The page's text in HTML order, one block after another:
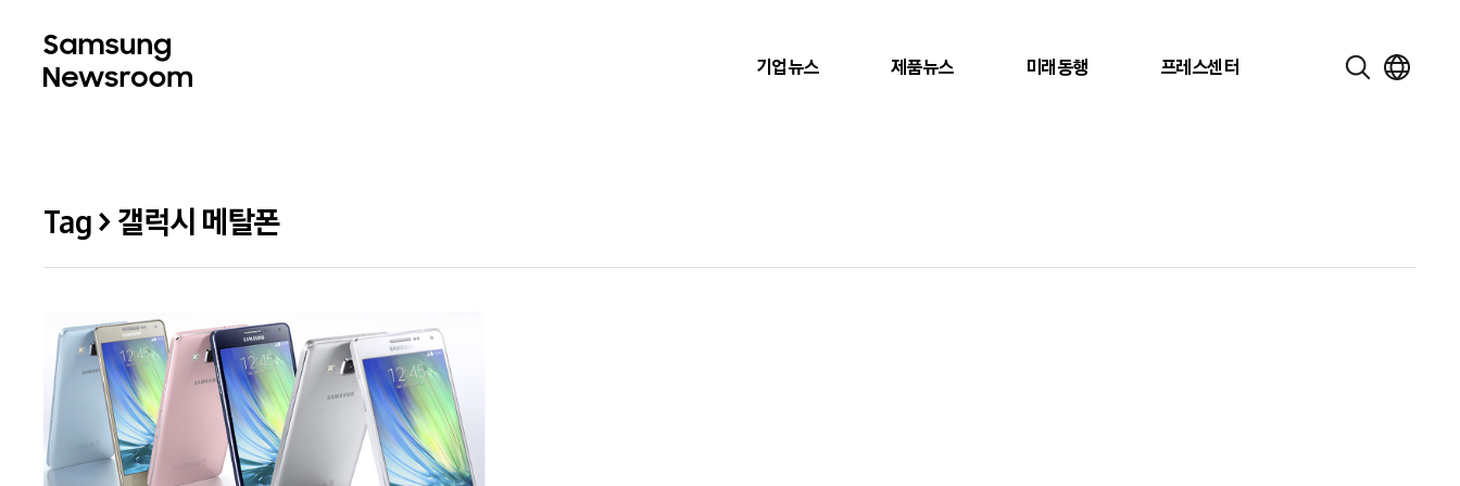
기업뉴스 제품뉴스 미래동행 프레스센터
Tag > 갤럭시 메탈폰